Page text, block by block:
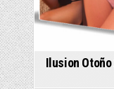
Ilusion